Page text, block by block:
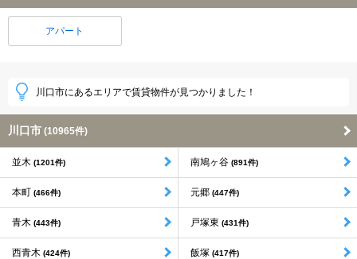
アパート
川口市にあるエリアで賃貸物件が見つかりました！
川口市 (10965件)
並木 (1201件) 南鳩ヶ谷 (891件)
本町 (466件) 元郷 (447件)
青木 (443件) 戸塚東 (431件)
西青木 (424件) 飯塚 (417件)